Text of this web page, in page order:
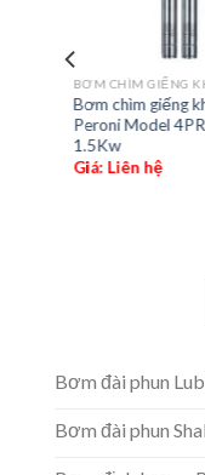
BƠM CHÌM GIẾNG
Bơm chìm giếng
Peroni Model
1.5Kw
Giá: Liên hệ
Bơm đài phun
Bơm đài phun